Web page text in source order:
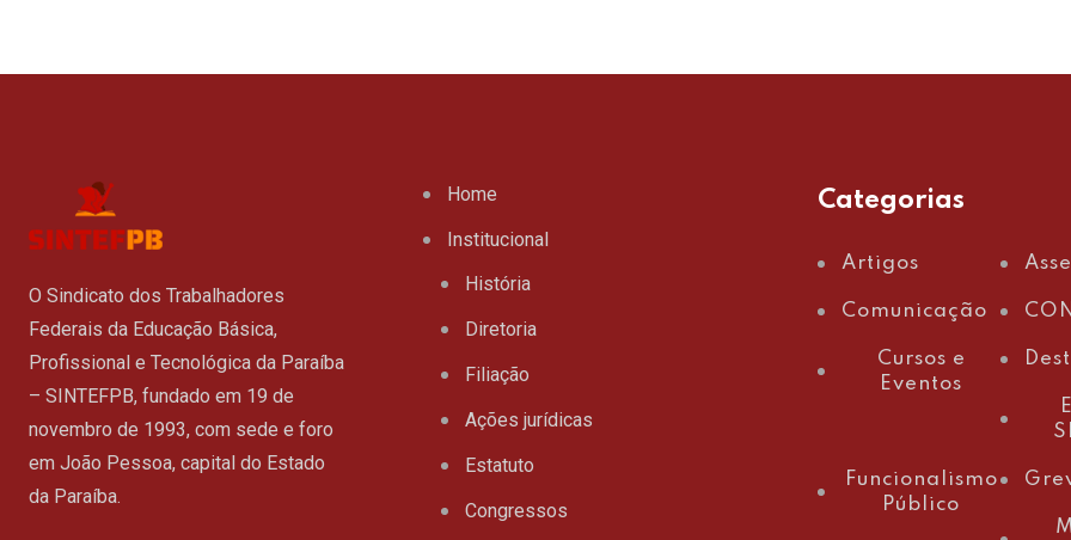
O Sindicato dos Trabalhadores
Federais da Educação Básica,
Profissional e Tecnológica da Paraíba
– SINTEFPB, fundado em 19 de
novembro de 1993, com sede e foro
em João Pessoa, capital do Estado
da Paraíba.
Home
Institucional
História
Diretoria
Filiação
Ações jurídicas
Estatuto
Congressos
Categorias
Artigos
Comunicação
Cursos e
Eventos
Funcionalismo
Público